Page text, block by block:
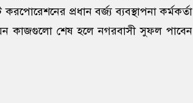
প্রধান বর্জ্য ব্যবস্থাপনা কর্মকর্তা
কাজগুলো শেষ হলে নগরবাসী সুফল পাবেন